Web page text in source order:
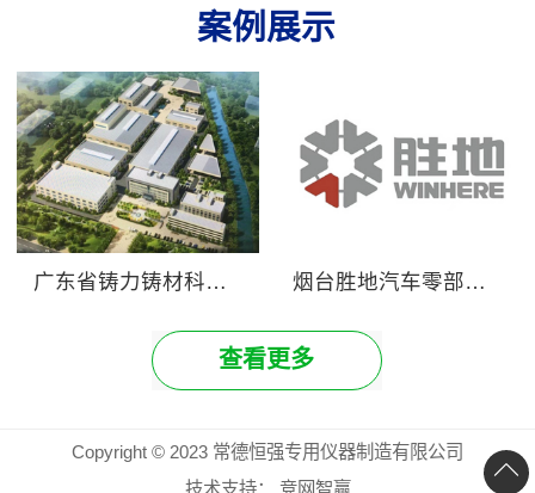
案例展示
广东省铸力铸材科技有限公司 烟台胜地汽车零部件制造有限公司
查看更多
Copyright © 2023 常德恒强专用仪器制造有限公司